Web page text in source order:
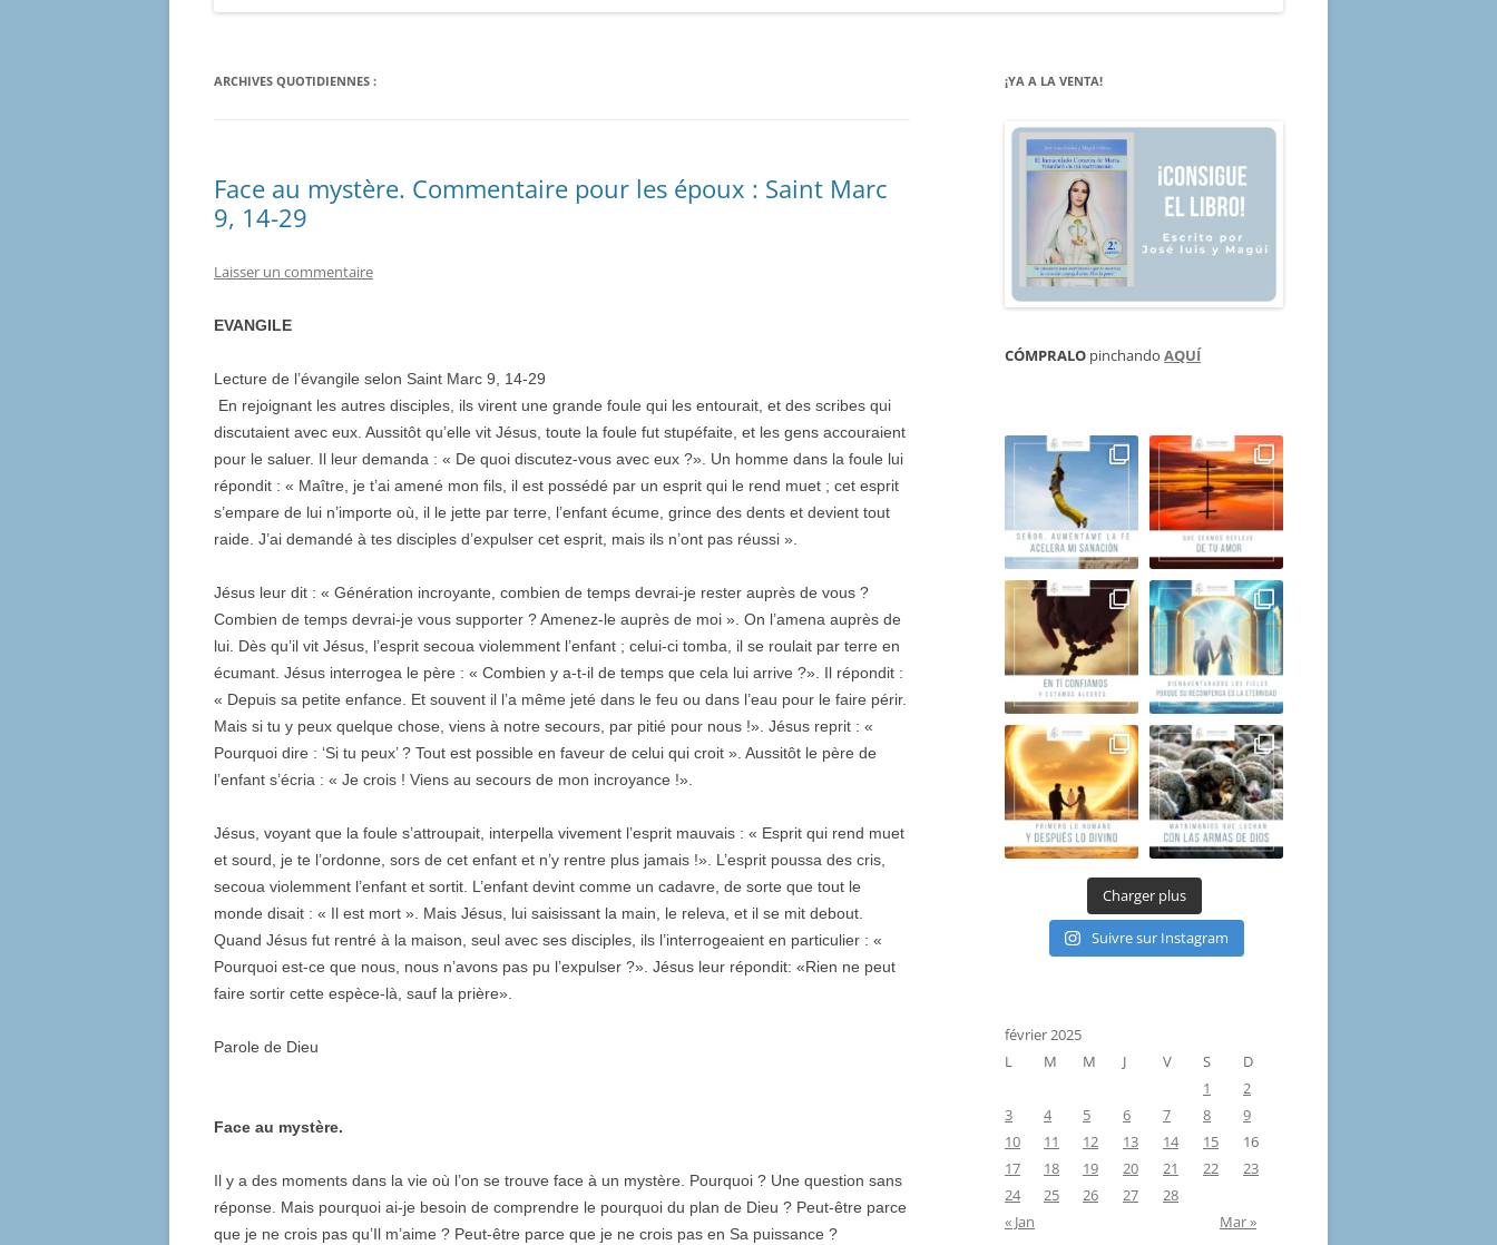
ARCHIVES QUOTIDIENNES :
Face au mystère. Commentaire pour les époux : Saint Marc
9, 14-29
Laisser un commentaire
EVANGILE
Lecture de l’évangile selon Saint Marc 9, 14-29
En rejoignant les autres disciples, ils virent une grande foule qui les entourait, et des scribes qui
discutaient avec eux. Aussitôt qu’elle vit Jésus, toute la foule fut stupéfaite, et les gens accouraient
pour le saluer. Il leur demanda : « De quoi discutez-vous avec eux ?». Un homme dans la foule lui
répondit : « Maître, je t’ai amené mon fils, il est possédé par un esprit qui le rend muet ; cet esprit
s’empare de lui n’importe où, il le jette par terre, l’enfant écume, grince des dents et devient tout
raide. J’ai demandé à tes disciples d’expulser cet esprit, mais ils n’ont pas réussi ».
Jésus leur dit : « Génération incroyante, combien de temps devrai-je rester auprès de vous ?
Combien de temps devrai-je vous supporter ? Amenez-le auprès de moi ». On l’amena auprès de
lui. Dès qu’il vit Jésus, l’esprit secoua violemment l’enfant ; celui-ci tomba, il se roulait par terre en
écumant. Jésus interrogea le père : « Combien y a-t-il de temps que cela lui arrive ?». Il répondit :
« Depuis sa petite enfance. Et souvent il l’a même jeté dans le feu ou dans l’eau pour le faire périr.
Mais si tu y peux quelque chose, viens à notre secours, par pitié pour nous !». Jésus reprit : «
Pourquoi dire : ‘Si tu peux’ ? Tout est possible en faveur de celui qui croit ». Aussitôt le père de
l’enfant s’écria : « Je crois ! Viens au secours de mon incroyance !».
Jésus, voyant que la foule s’attroupait, interpella vivement l’esprit mauvais : « Esprit qui rend muet
et sourd, je te l’ordonne, sors de cet enfant et n’y rentre plus jamais !». L’esprit poussa des cris,
secoua violemment l’enfant et sortit. L’enfant devint comme un cadavre, de sorte que tout le
monde disait : « Il est mort ». Mais Jésus, lui saisissant la main, le releva, et il se mit debout.
Quand Jésus fut rentré à la maison, seul avec ses disciples, ils l’interrogeaient en particulier : «
Pourquoi est-ce que nous, nous n’avons pas pu l’expulser ?». Jésus leur répondit: «Rien ne peut
faire sortir cette espèce-là, sauf la prière».
Parole de Dieu
Face au mystère.
Il y a des moments dans la vie où l’on se trouve face à un mystère. Pourquoi ? Une question sans
réponse. Mais pourquoi ai-je besoin de comprendre le pourquoi du plan de Dieu ? Peut-être parce
que je ne crois pas qu’Il m’aime ? Peut-être parce que je ne crois pas en Sa puissance ?
¡YA A LA VENTA!
CÓMPRALO pinchando AQUÍ
Charger plus
Suivre sur Instagram
février 2025
L
M M J V S
D
1
2
3
4 5 6 7 8
9
10
11 12 13 14 15
16
17
18 19 20 21 22
23
24
25 26 27
28
« Jan
Mar »